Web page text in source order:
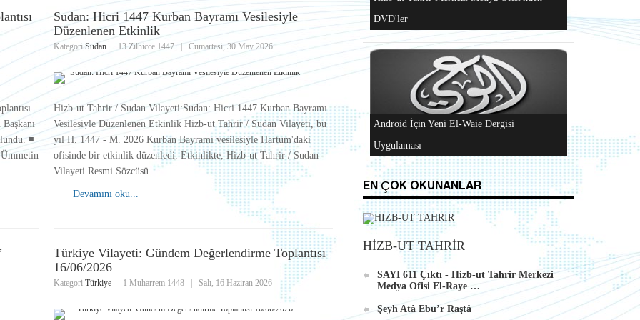
◾️
Ümmetin
Sudan: Hicri 1447 Kurban Bayramı Vesilesiyle
Düzenlenen Etkinlik
Kategori Sudan 13 Zilhicce 1447 |Cumartesi, 30 May 2026
Hizb-ut Tahrir / Sudan Vilayeti:Sudan: Hicri 1447 Kurban Bayramı
Vesilesiyle Düzenlenen Etkinlik Hizb-ut Tahrir / Sudan Vilayeti, bu
yıl H. 1447 - M. 2026 Kurban Bayramı vesilesiyle Hartum'daki
ofisinde bir etkinlik düzenledi. Etkinlikte, Hizb-ut Tahrir / Sudan
Vilayeti Resmi Sözcüsü…
Devamını oku...
Türkiye Vilayeti: Gündem Değerlendirme Toplantısı
16/06/2026
Kategori Türkiye 1 Muharrem 1448 Salı, 16 Haziran 2026
Al-Raya Gazetesi Yeniden Yayında
Hizb-ut Tahrir Merkezi Medya Ofisi'nden
DVD'ler
Android İçin Yeni El-Waie Dergisi
Uygulaması
EN ÇOK OKUNANLAR
HİZB-UT TAHRİR
SAYI 611 Çıktı - Hizb-ut Tahrir Merkezi
Medya Ofisi El-Raye …
Şeyh Atâ Ebu’r Raştâ